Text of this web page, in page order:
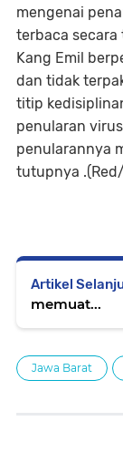
mengenai
terbaca secara
Kang Emil
dan tidak
titip
penularan
penularannya
tutupnya
Artikel
memuat...
Jawa Barat